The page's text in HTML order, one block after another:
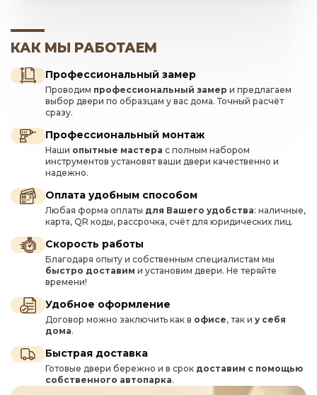
КАК МЫ РАБОТАЕМ
Профессиональный замер
Проводим профессиональный замер и предлагаем
выбор двери по образцам у вас дома. Точный расчёт
сразу.
Профессиональный монтаж
Наши опытные мастера с полным набором
инструментов установят ваши двери качественно и
надежно.
Оплата удобным способом
Любая форма оплаты для Вашего удобства: наличные,
карта, QR коды, рассрочка, счёт для юридических лиц.
Скорость работы
Благодаря опыту и собственным специалистам мы
быстро доставим и установим двери. Не теряйте
времени!
Удобное оформление
Договор можно заключить как в офисе, так и у себя
дома.
Быстрая доставка
Готовые двери бережно и в срок доставим с помощью
собственного автопарка.